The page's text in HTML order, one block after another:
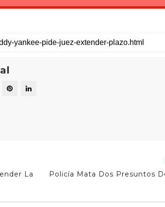
La
Policía Mata Dos Presuntos